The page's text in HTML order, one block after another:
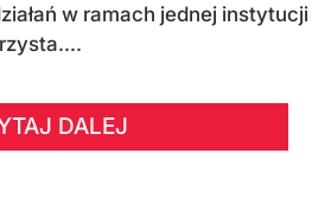
w ramach jednej instytucji
DALEJ